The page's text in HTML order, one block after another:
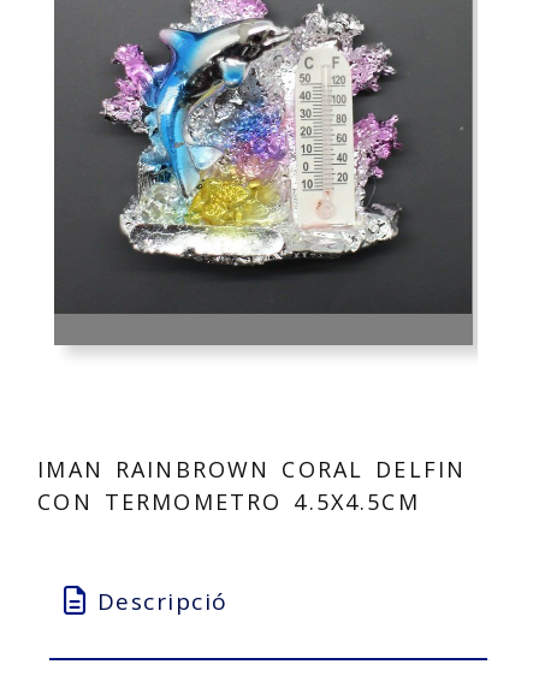
IMAN RAINBROWN CORAL DELFIN
CON TERMOMETRO 4.5X4.5CM
Descripció